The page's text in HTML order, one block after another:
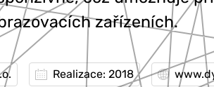
zařízeních.
Realizace: 2018